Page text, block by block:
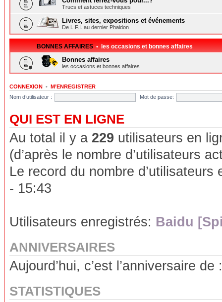
Trucs et astuces techniques
Livres, sites, expositions et événements
De L.F.I. au dernier Phaidon
BONNES AFFAIRES • les occasions et bonnes affaires
Bonnes affaires
les occasions et bonnes affaires
CONNEXION • M’ENREGISTRER
Nom d’utilisateur :
Mot de passe:
QUI EST EN LIGNE
Au total il y a 229 utilisateurs en
(d’après le nombre d’utilisateurs
Le record du nombre
- 15:43
Utilisateurs enregistrés: Baidu
ANNIVERSAIRES
Aujourd’hui, c’est l’anniversaire de
STATISTIQUES